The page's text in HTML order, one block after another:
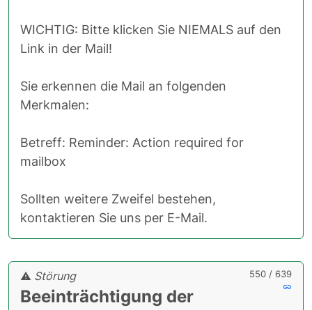
WICHTIG: Bitte klicken Sie NIEMALS auf den
Link in der Mail!
Sie erkennen die Mail an folgenden
Merkmalen:
Betreff: Reminder: Action required for
mailbox
Sollten weitere Zweifel bestehen,
kontaktieren Sie uns per E-Mail.
550 / 639
Störung
Beeinträchtigung der